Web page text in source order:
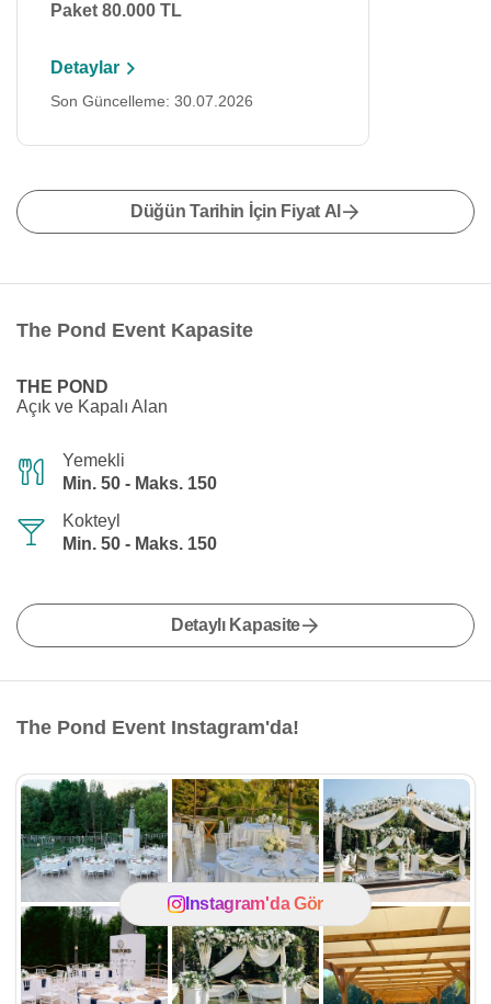
Paket 80.000 TL
Detaylar
Son Güncelleme: 30.07.2026
Düğün Tarihin İçin Fiyat Al
The Pond Event Kapasite
THE POND
Açık ve Kapalı Alan
Yemekli
Min. 50 - Maks. 150
Kokteyl
Min. 50 - Maks. 150
Detaylı Kapasite
The Pond Event Instagram'da!
Instagram'da Gör